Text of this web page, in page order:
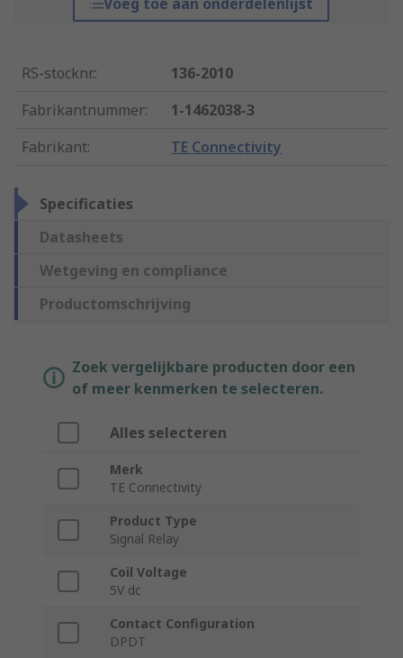
Voeg toe aan onderdelenlijst
RS-stocknr.:
136-2010
Fabrikantnummer:
1-1462038-3
Fabrikant: TE Connectivity
Specificaties
Datasheets
Wetgeving en compliance
Productomschrijving
Zoek vergelijkbare producten door een
of meer kenmerken te selecteren.
Alles selecteren
Merk
TE Connectivity
Product Type
Signal Relay
Coil Voltage
5V dc
Contact Configuration
DPDT